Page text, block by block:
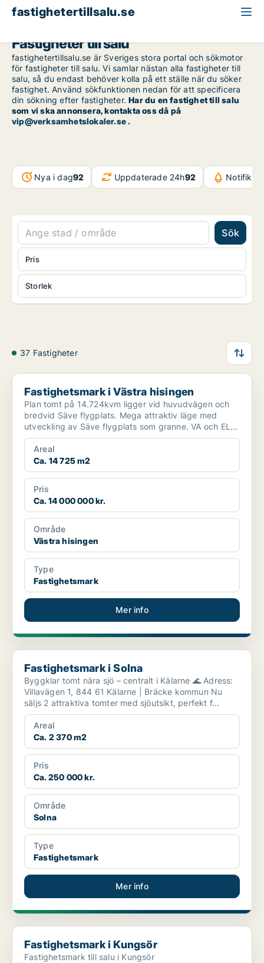
fastighetertillsalu.se
Fastigheter till salu
fastighetertillsalu.se är Sveriges stora portal och sökmotor
för fastigheter till salu. Vi samlar nästan alla fastigheter till
salu, så du endast behöver kolla på ett ställe när du söker
fastighet. Använd sökfunktionen nedan för att specificera
din sökning efter fastigheter.Har du en fastighet till salu
som vi ska annonsera, kontakta oss då på
vip@verksamhetslokaler.se.
Nya i dag92 Uppdaterade 24h92
Sök
Storlek
Pris
37 Fastigheter
Fastighetsmark i Västra hisingen
Fastighetsmark i Västra hisingen
Plan tomt på 14.724kvm ligger vid huvudvägen och
bredvid Säve flygplats. Mega attraktiv läge med
utveckling av Säve flygplats som granne. VA och EL
tillkoppl...
Areal
Ca. 14 725 m2
Pris
Ca. 14 000 000 kr.
Område
Västra hisingen
Type
Fastighetsmark
Mer info
Fastighetsmark i Solna
Fastighetsmark i Solna
Byggklar tomt nära sjö – centralt i Kälarne 🌊 Adress:
Villavägen 1, 844 61 Kälarne | Bräcke kommun Nu
säljs 2 attraktiva tomter med sjöutsikt, perfekt f...
Areal
Ca. 2 370 m2
Pris
Ca. 250 000 kr.
Område
Solna
Type
Fastighetsmark
Mer info
Fastighetsmark i Kungsör
Fastighetsmark i Kungsör
Fastighetsmark till salu i Kungsör